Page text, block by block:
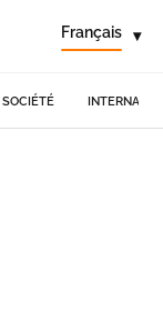
Français ▾
SOCIÉTÉ